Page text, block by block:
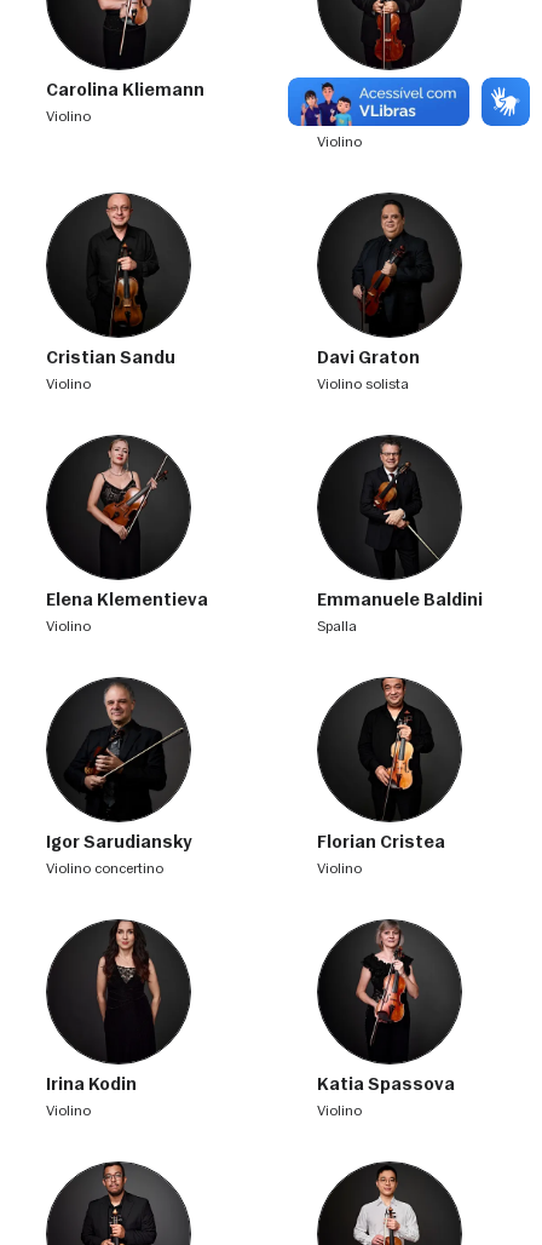
Carolina Kliemann
violino
Cesar Augusto
Miranda
violino
Cristian Sandu
violino
Davi Graton
violino solista
Elena Klementieva
violino
Emmanuele Baldini
spalla
Igor Sarudiansky
violino concertino
Florian Cristea
violino
Irina Kodin
violino
Katia Spassova
violino